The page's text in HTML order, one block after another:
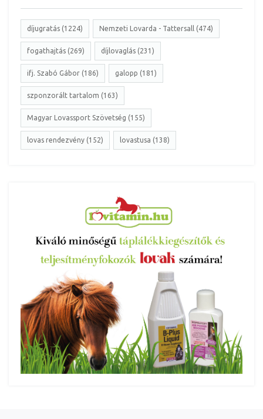
díjugratás (1224) Nemzeti Lovarda - Tattersall (474)
fogathajtás (269) díjlovaglás (231)
ifj. Szabó Gábor (186) galopp (181)
szponzorált tartalom (163)
Magyar Lovassport Szövetség (155)
lovas rendezvény (152) lovastusa (138)